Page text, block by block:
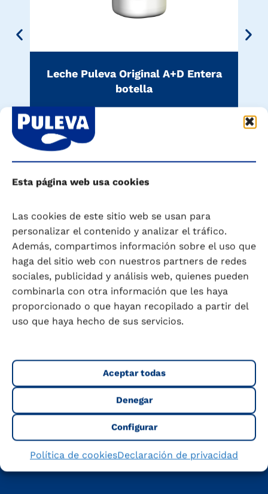
Esta página web usa cookies
Las cookies de este sitio web se usan para
personalizar el contenido y analizar el tráfico.
Además, compartimos información sobre el uso que
haga del sitio web con nuestros partners de redes
sociales, publicidad y análisis web, quienes pueden
combinarla con otra información que les haya
proporcionado o que hayan recopilado a partir del
uso que haya hecho de sus servicios.
Aceptar todas
Denegar
Configurar
Política de cookiesDeclaración de privacidad
Leche Puleva Original A+D Entera
botella
Descubre cómo Puleva forma